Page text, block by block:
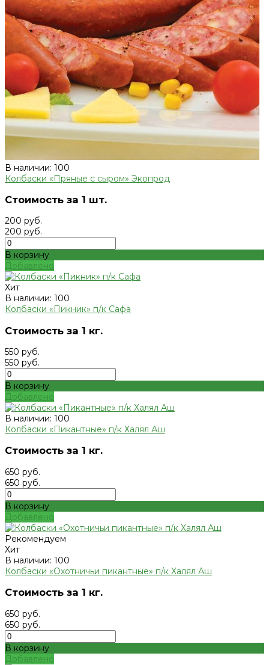
В наличии: 100
Колбаски «Пряные с сыром» Экопрод
Стоимость за 1 шт.
200 руб.
200 руб.
В корзину
Добавлено
Хит
В наличии: 100
Колбаски «Пикник» п/к Сафа
Стоимость за 1 кг.
550 руб.
550 руб.
В корзину
Добавлено
В наличии: 100
Колбаски «Пикантные» п/к Халял Аш
Стоимость за 1 кг.
650 руб.
650 руб.
В корзину
Добавлено
Рекомендуем
Хит
В наличии: 100
Колбаски «Охотничьи пикантные» п/к Халял Аш
Стоимость за 1 кг.
650 руб.
650 руб.
В корзину
Добавлено